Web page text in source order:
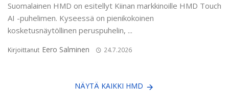
Suomalainen HMD on esitellyt Kiinan markkinoille HMD Touch
AI -puhelimen. Kyseessä on pienikokoinen
kosketusnäytöllinen peruspuhelin, ...
Kirjoittanut Eero Salminen 24.7.2026
NÄYTÄ KAIKKI HMD